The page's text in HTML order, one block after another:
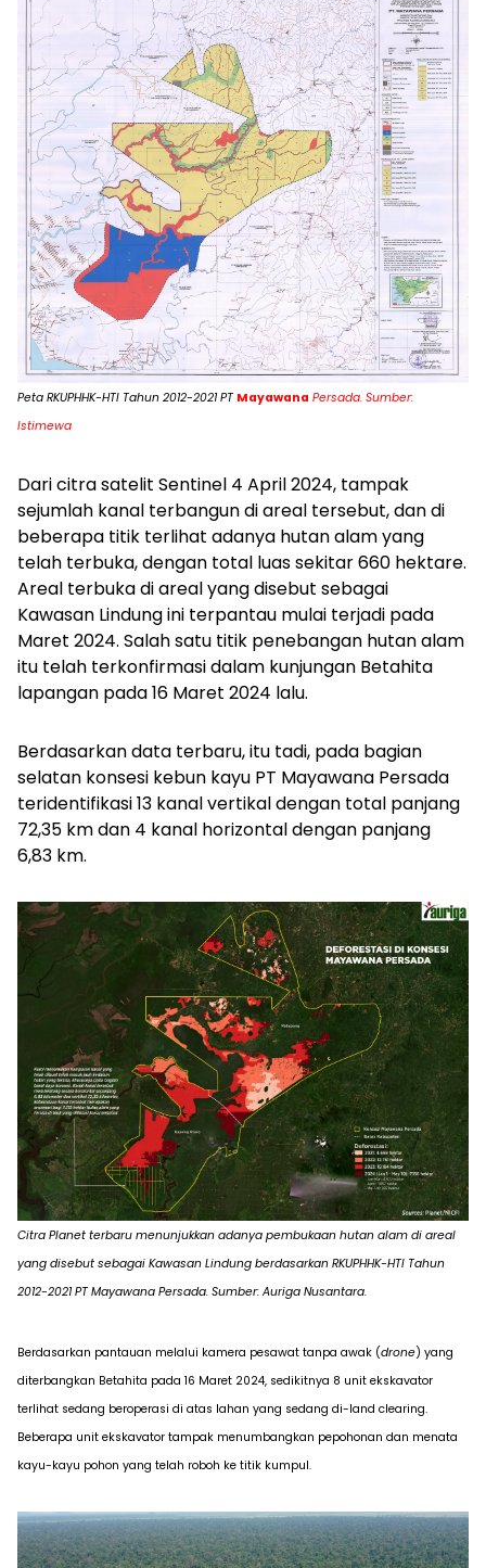
Peta RKUPHHK-HTI Tahun 2012-2021 PT Mayawana Persada. Sumber:
Istimewa
Dari citra satelit Sentinel 4 April 2024, tampak
sejumlah kanal terbangun di areal tersebut, dan di
beberapa titik terlihat adanya hutan alam yang
telah terbuka, dengan total luas sekitar 660 hektare.
Areal terbuka di areal yang disebut sebagai
Kawasan Lindung ini terpantau mulai terjadi pada
Maret 2024. Salah satu titik penebangan hutan alam
itu telah terkonfirmasi dalam kunjungan Betahita
lapangan pada 16 Maret 2024 lalu.
Berdasarkan data terbaru, itu tadi, pada bagian
selatan konsesi kebun kayu PT Mayawana Persada
teridentifikasi 13 kanal vertikal dengan total panjang
72,35 km dan 4 kanal horizontal dengan panjang
6,83 km.
Citra Planet terbaru menunjukkan adanya pembukaan hutan alam di areal
yang disebut sebagai Kawasan Lindung berdasarkan RKUPHHK-HTI Tahun
2012-2021 PT Mayawana Persada. Sumber: Auriga Nusantara.
Berdasarkan pantauan melalui kamera pesawat tanpa awak (drone) yang
diterbangkan Betahita pada 16 Maret 2024, sedikitnya 8 unit ekskavator
terlihat sedang beroperasi di atas lahan yang sedang di-land clearing.
Beberapa unit ekskavator tampak menumbangkan pepohonan dan menata
kayu-kayu pohon yang telah roboh ke titik kumpul.